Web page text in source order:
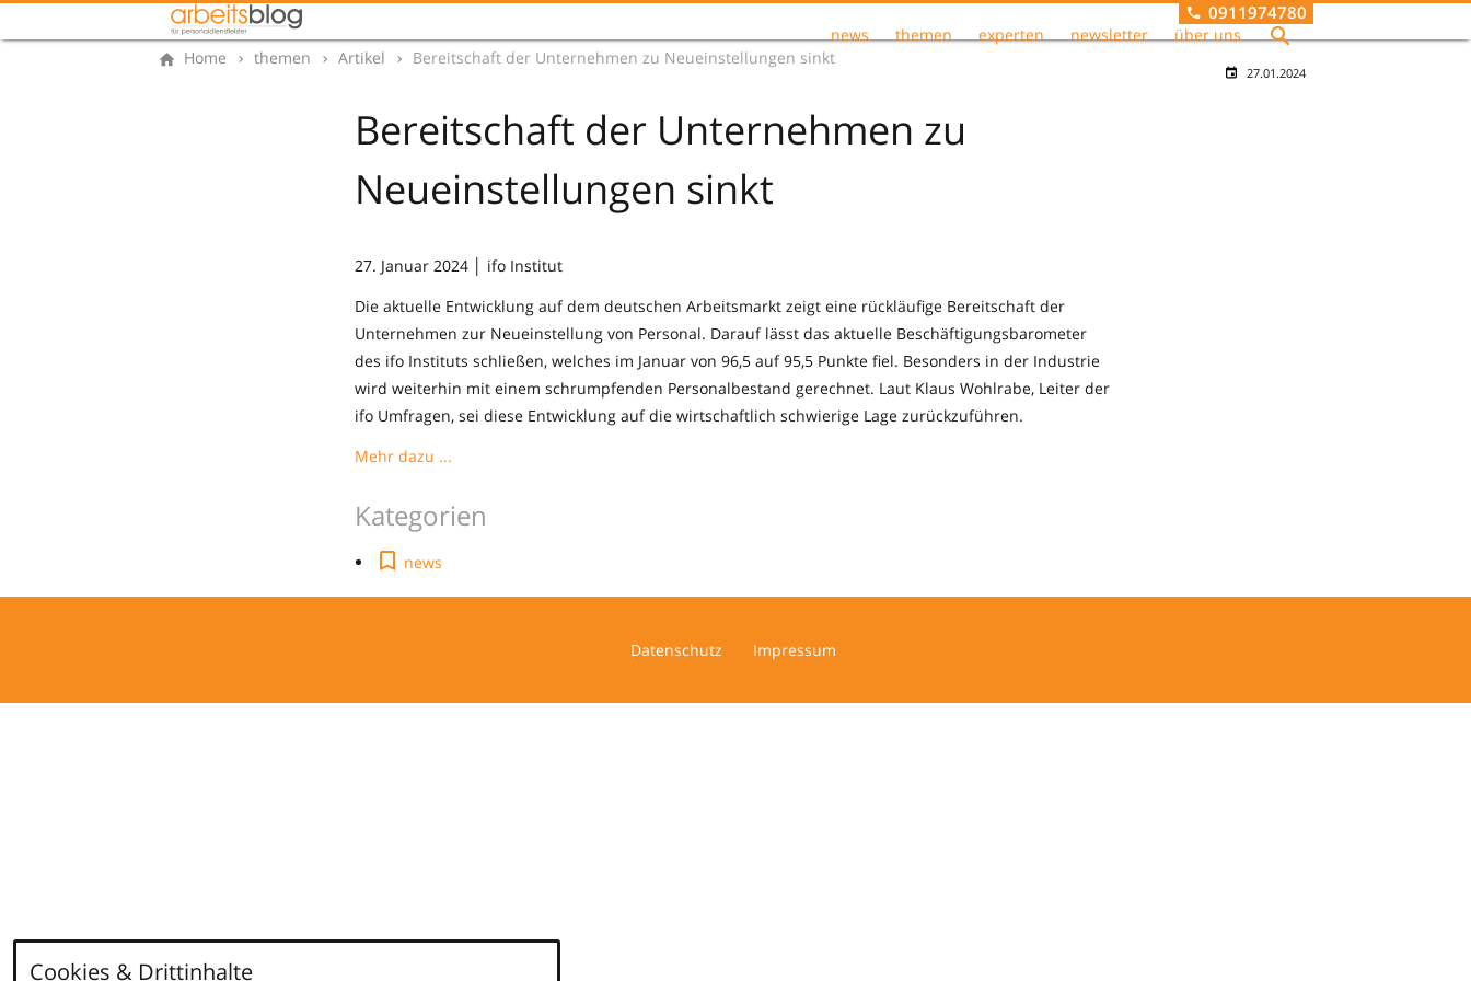
news themen experten newsletter über uns
0911974780
Home themen Artikel Bereitschaft der Unternehmen zu Neueinstellungen sinkt
27.01.2024
Bereitschaft der Unternehmen zu
Neueinstellungen sinkt
27. Januar 2024 │ ifo Institut
Die aktuelle Entwicklung auf dem deutschen Arbeitsmarkt zeigt eine rückläufige Bereitschaft der
Unternehmen zur Neueinstellung von Personal. Darauf lässt das aktuelle Beschäftigungsbarometer
des ifo Instituts schließen, welches im Januar von 96,5 auf 95,5 Punkte fiel. Besonders in der Industrie
wird weiterhin mit einem schrumpfenden Personalbestand gerechnet. Laut Klaus Wohlrabe, Leiter der
ifo Umfragen, sei diese Entwicklung auf die wirtschaftlich schwierige Lage zurückzuführen.
Mehr dazu ...
Kategorien
news
Datenschutz Impressum
Cookies & Drittinhalte